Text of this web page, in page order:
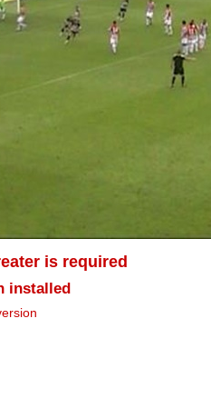
is required
installed